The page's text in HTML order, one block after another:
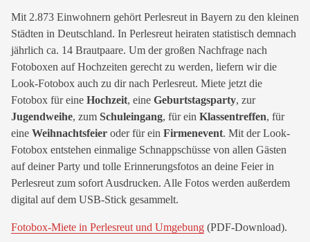
Mit 2.873 Einwohnern gehört Perlesreut in Bayern zu den kleinen
Städten in Deutschland. In Perlesreut heiraten statistisch demnach
jährlich ca. 14 Brautpaare. Um der großen Nachfrage nach
Fotoboxen auf Hochzeiten gerecht zu werden, liefern wir die
Look-Fotobox auch zu dir nach Perlesreut. Miete jetzt die
Fotobox für eine Hochzeit, eine Geburtstagsparty, zur
Jugendweihe, zum Schuleingang, für ein Klassentreffen, für
eine Weihnachtsfeier oder für ein Firmenevent. Mit der Look-
Fotobox entstehen einmalige Schnappschüsse von allen Gästen
auf deiner Party und tolle Erinnerungsfotos an deine Feier in
Perlesreut zum sofort Ausdrucken. Alle Fotos werden außerdem
digital auf dem USB-Stick gesammelt.
Fotobox-Miete in Perlesreut und Umgebung (PDF-Download).